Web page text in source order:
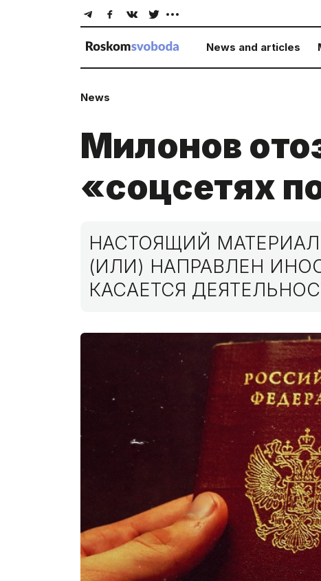
News and articles
News
Милонов
«соцсетях
НАСТОЯЩИЙ
(ИЛИ) НАПРАВЛЕН
КАСАЕТСЯ